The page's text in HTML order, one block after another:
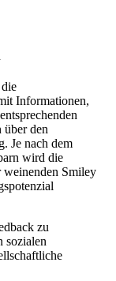
Informationen,
über den
Je nach dem
wird die
weinenden Smiley
zu
sozialen